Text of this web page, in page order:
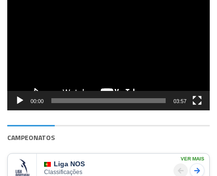
00:00 03:57
CAMPEONATOS
Liga NOS
Classificações
VER MAIS